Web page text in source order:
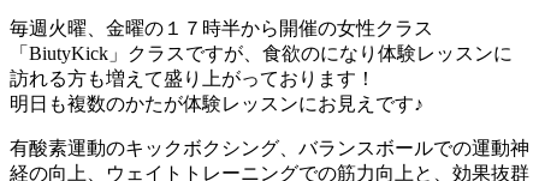
毎週火曜、金曜の１７時半から開催の女性クラス
「BiutyKick」クラスですが、食欲のになり体験レッスンに
訪れる方も増えて盛り上がっております！
明日も複数のかたが体験レッスンにお見えです♪
有酸素運動のキックボクシング、バランスボールでの運動神
経の向上、ウェイトトレーニングでの筋力向上と、効果抜群